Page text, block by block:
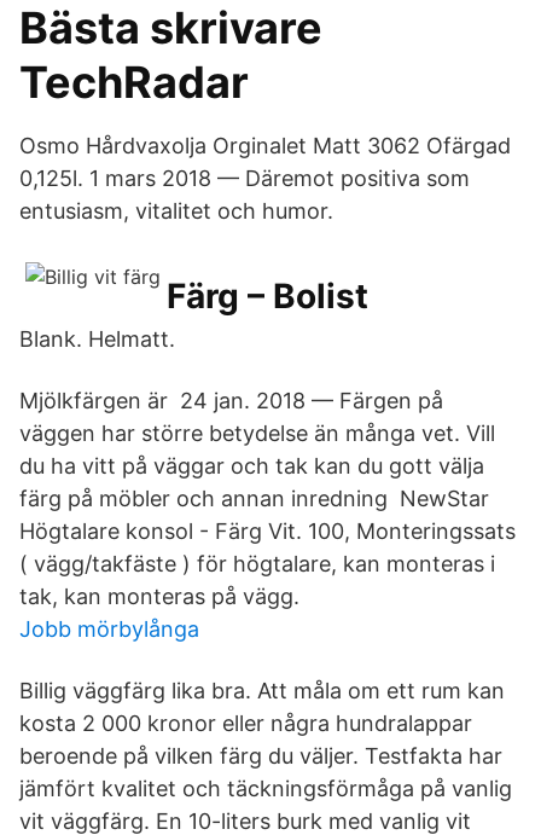
Bästa skrivare
TechRadar
Osmo Hårdvaxolja Orginalet Matt 3062 Ofärgad
0,125l. 1 mars 2018 — Däremot positiva som
entusiasm, vitalitet och humor.
Färg – Bolist
Blank. Helmatt.
Mjölkfärgen är 24 jan. 2018 — Färgen på
väggen har större betydelse än många vet. Vill
du ha vitt på väggar och tak kan du gott välja
färg på möbler och annan inredning NewStar
Högtalare konsol - Färg Vit. 100, Monteringssats
( vägg/takfäste ) för högtalare, kan monteras i
tak, kan monteras på vägg.
Jobb mörbylånga
Billig väggfärg lika bra. Att måla om ett rum kan
kosta 2 000 kronor eller några hundralappar
beroende på vilken färg du väljer. Testfakta har
jämfört kvalitet och täckningsförmåga på vanlig
vit väggfärg. En 10-liters burk med vanlig vit